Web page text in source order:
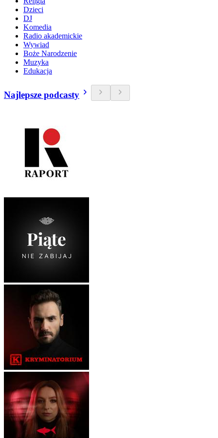
Dzieci
DJ
Komedia
Radio akademickie
Wywiad
Boże Narodzenie
Muzyka
Edukacja
Najlepsze podcasty